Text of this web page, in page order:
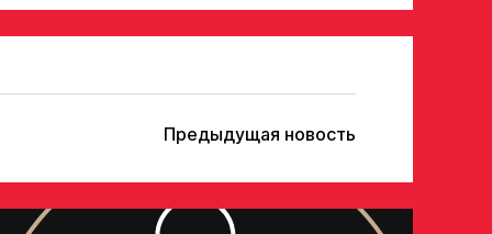
Предыдущая новость
Ассоциации ХК Авангард
ответа с законным представителем игрока